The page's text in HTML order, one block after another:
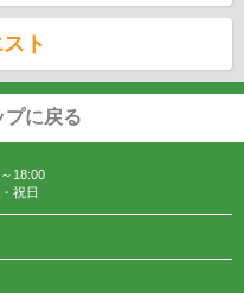
ト
プに戻る
18:00
祝日